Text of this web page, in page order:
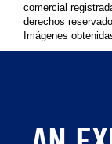
comercial
derechos
Imágenes